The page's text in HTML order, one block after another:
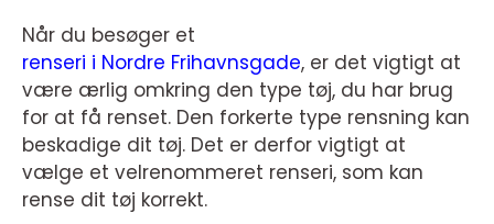
Når du besøger et
renseri i Nordre Frihavnsgade, er det vigtigt at
være ærlig omkring den type tøj, du har brug
for at få renset. Den forkerte type rensning kan
beskadige dit tøj. Det er derfor vigtigt at
vælge et velrenommeret renseri, som kan
rense dit tøj korrekt.